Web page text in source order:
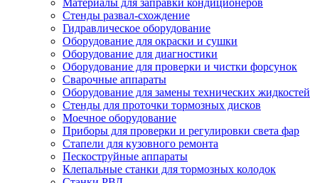
Материалы для заправки кондиционеров
Стенды развал-схождение
Гидравлическое оборудование
Оборудование для окраски и сушки
Оборудование для диагностики
Оборудование для проверки и чистки форсунок
Сварочные аппараты
Оборудование для замены технических жидкостей
Стенды для проточки тормозных дисков
Моечное оборудование
Приборы для проверки и регулировки света фар
Стапели для кузовного ремонта
Пескоструйные аппараты
Клепальные станки для тормозных колодок